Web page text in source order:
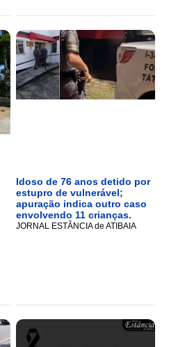
Idoso de 76 anos detido por
estupro de vulnerável;
apuração indica outro caso
envolvendo 11 crianças.
JORNAL ESTÂNCIA de ATIBAIA